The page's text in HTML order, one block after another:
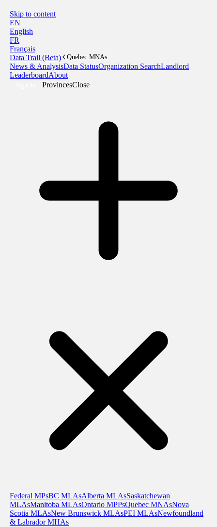
Skip to content
EN
English
FR
Français
Data Trail (Beta)
Quebec MNAs
News & AnalysisData StatusOrganization SearchLandlord
LeaderboardAbout
ProvincesClose
Federal MPsBC MLAsAlberta MLAsSaskatchewan
MLAsManitoba MLAsOntario MPPsQuebec MNAsNova
Scotia MLAsNew Brunswick MLAsPEI MLAsNewfoundland
& Labrador MHAs